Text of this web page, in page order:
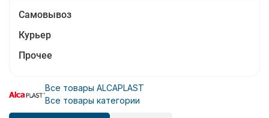
Самовывоз
Курьер
Прочее
Все товары ALCAPLAST
Все товары категории